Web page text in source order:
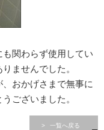
関わらず使用してい
ませんでした。
おかげさまで無事に
ございました。
一覧へ戻る